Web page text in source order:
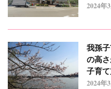
2024年
我孫
の高
子育
2024年